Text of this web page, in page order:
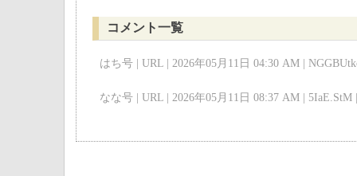
コメント一覧
はち号 | URL | 2026年05月11日 04:30 AM |
なな号 | URL | 2026年05月11日 08:37 AM | 5IaE.StM |